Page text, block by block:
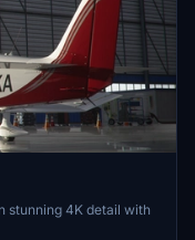
stunning 4K detail with